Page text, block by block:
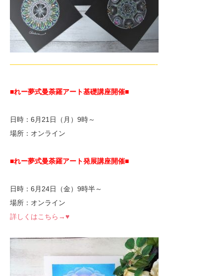
—————————————————————-
■れー夢式曼荼羅アート基礎講座開催■
日時：6月21日（月）9時～
場所：オンライン
■れー夢式曼荼羅アート発展講座開催■
日時：6月24日（金）9時半～
場所：オンライン
詳しくはこちら→♥